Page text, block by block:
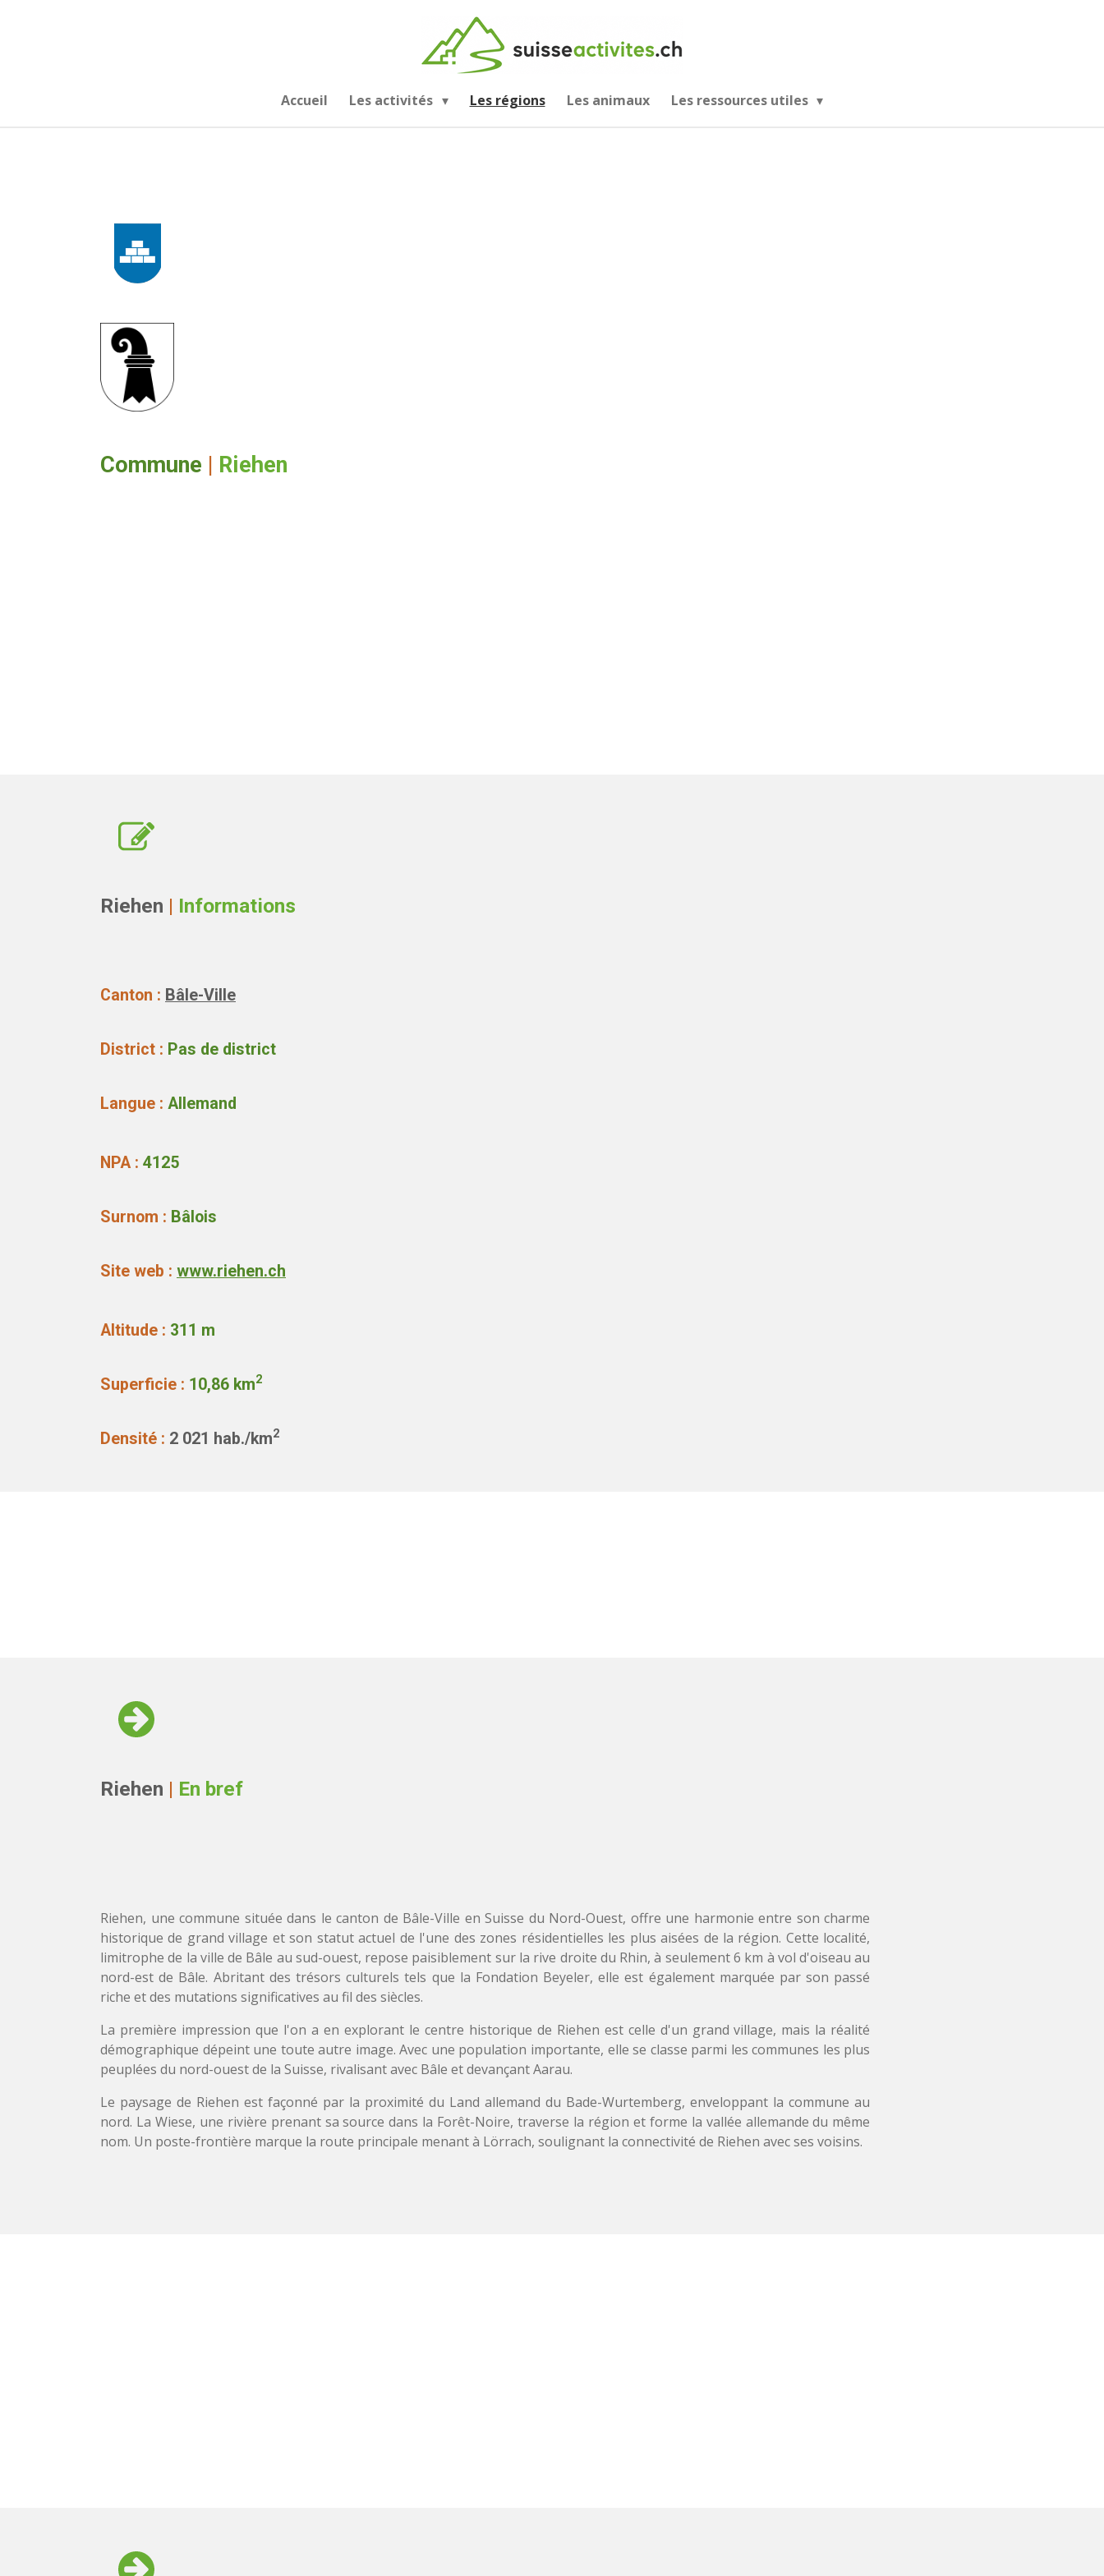
Accueil Les activités Les régions Les animaux Les ressources utiles
Commune | Riehen
Riehen | Informations
Canton : Bâle-Ville
District : Pas de district
Langue : Allemand
NPA : 4125
Surnom : Bâlois
Site web : www.riehen.ch
Altitude : 311 m
Superficie : 10,86 km2
Densité : 2 021 hab./km2
Riehen | En bref
Riehen, une commune située dans le canton de Bâle-Ville en Suisse du Nord-Ouest, offre une harmonie entre son charme
historique de grand village et son statut actuel de l'une des zones résidentielles les plus aisées de la région. Cette localité,
limitrophe de la ville de Bâle au sud-ouest, repose paisiblement sur la rive droite du Rhin, à seulement 6 km à vol d'oiseau au
nord-est de Bâle. Abritant des trésors culturels tels que la Fondation Beyeler, elle est également marquée par son passé
riche et des mutations significatives au fil des siècles.
La première impression que l'on a en explorant le centre historique de Riehen est celle d'un grand village, mais la réalité
démographique dépeint une toute autre image. Avec une population importante, elle se classe parmi les communes les plus
peuplées du nord-ouest de la Suisse, rivalisant avec Bâle et devançant Aarau.
Le paysage de Riehen est façonné par la proximité du Land allemand du Bade-Wurtemberg, enveloppant la commune au
nord. La Wiese, une rivière prenant sa source dans la Forêt-Noire, traverse la région et forme la vallée allemande du même
nom. Un poste-frontière marque la route principale menant à Lörrach, soulignant la connectivité de Riehen avec ses voisins.